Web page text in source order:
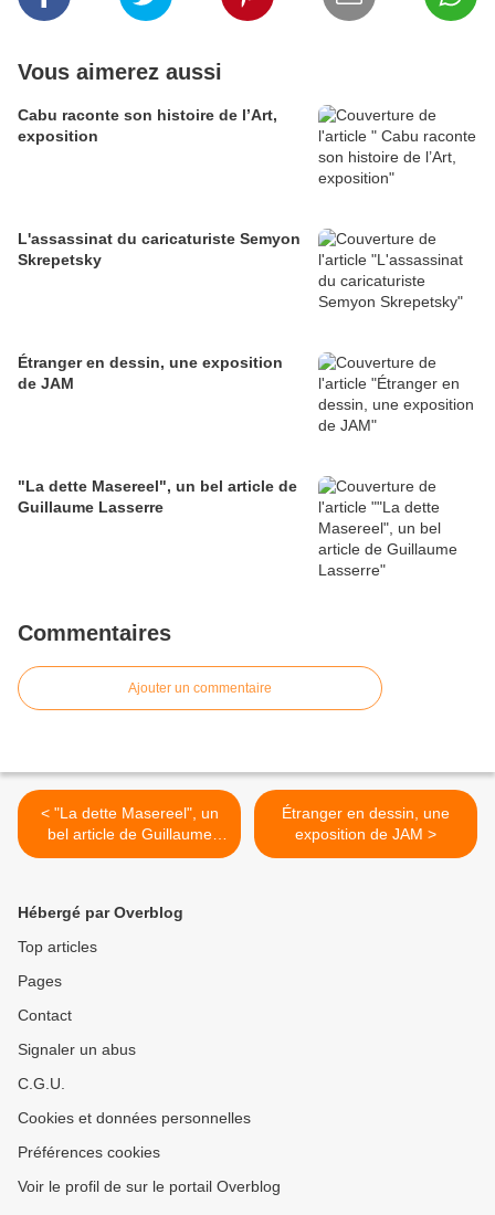
Vous aimerez aussi
Cabu raconte son histoire de l’Art,
exposition
L'assassinat du caricaturiste Semyon
Skrepetsky
Étranger en dessin, une exposition
de JAM
"La dette Masereel", un bel article de
Guillaume Lasserre
Commentaires
Ajouter un commentaire
< "La dette Masereel", un
bel article de Guillaume
Lasserre
Étranger en dessin, une
exposition de JAM >
Hébergé par Overblog
Top articles
Pages
Contact
Signaler un abus
C.G.U.
Cookies et données personnelles
Préférences cookies
Voir le profil de sur le portail Overblog